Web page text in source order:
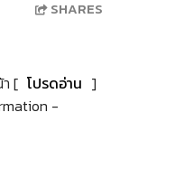
SHARES
[ โปรดอ่าน ]
-